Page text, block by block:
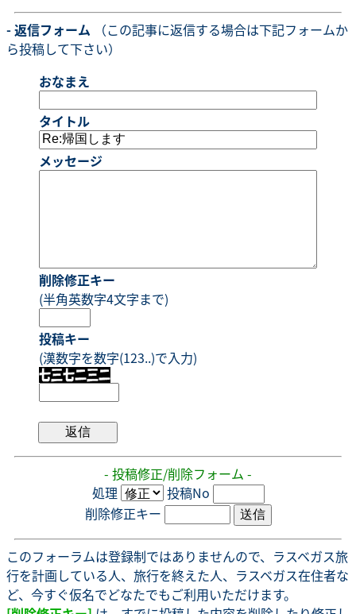
- 返信フォーム （この記事に返信する場合は下記フォームか
ら投稿して下さい）
おなまえ
タイトル
メッセージ
削除修正キー
(半角英数字4文字まで)
投稿キー
(漢数字を数字(123..)で入力)
- 投稿修正/削除フォーム -
処理
投稿No
削除修正キー
このフォーラムは登録制ではありませんので、ラスベガス旅
行を計画している人、旅行を終えた人、ラスベガス在住者な
ど、今すぐ仮名でどなたでもご利用いただけます。